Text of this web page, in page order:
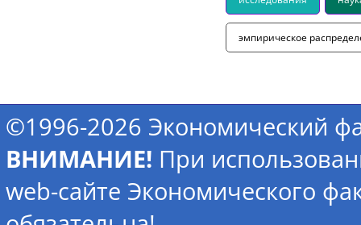
эмпирическое
©1996-2026 Экономический
ВНИМАНИЕ! При
web-сайте Экономического